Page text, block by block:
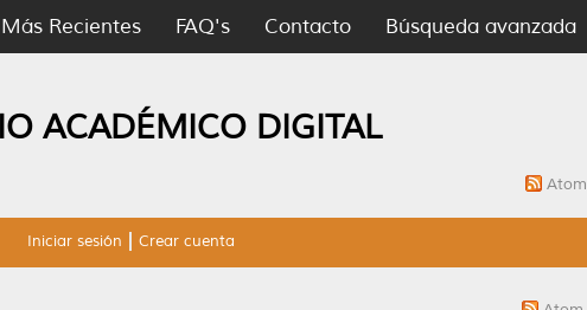
Más Recientes FAQ's Contacto Búsqueda avanzada
ACADÉMICO DIGITAL
Atom
Iniciar sesión Crear cuenta